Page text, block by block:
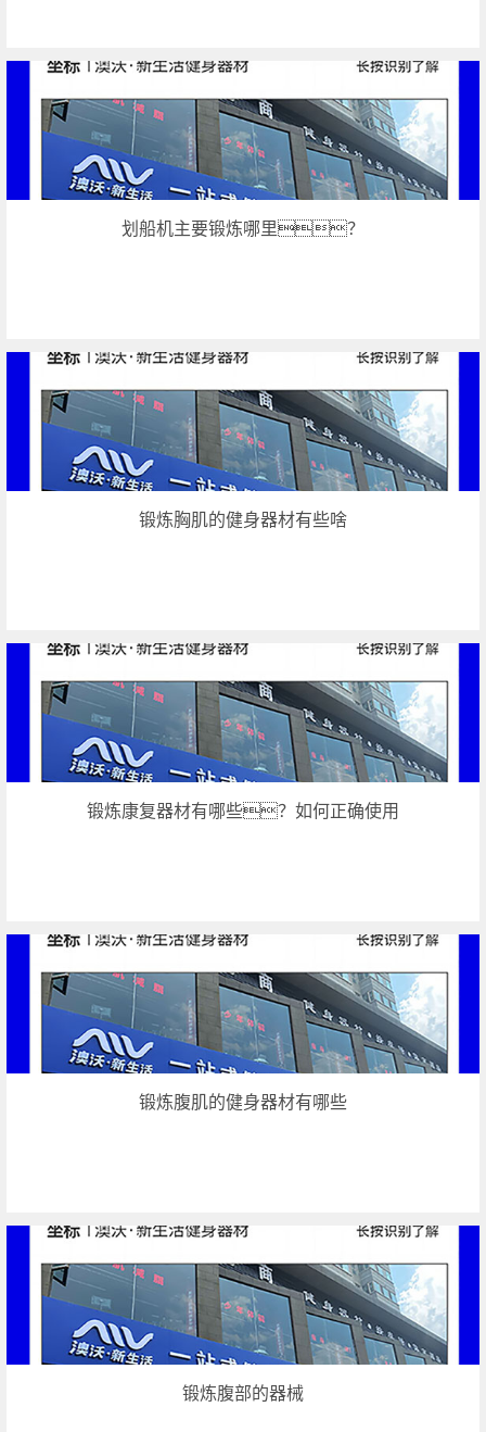
划船机主要锻炼哪里？
锻炼胸肌的健身器材有些啥
锻炼康复器材有哪些？如何正确使用
锻炼腹肌的健身器材有哪些
锻炼腹部的器械